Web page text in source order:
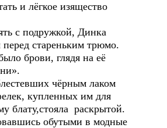
и лёгкое изящество
с подружкой, Динка
стареньким трюмо.
брови, глядя на её
чёрным лаком
купленных им для
блату,стояла раскрытой.
обутыми в модные